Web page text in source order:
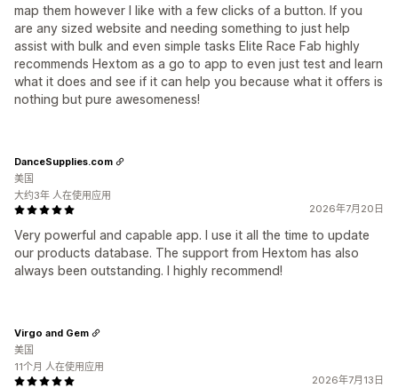
map them however I like with a few clicks of a button. If you
are any sized website and needing something to just help
assist with bulk and even simple tasks Elite Race Fab highly
recommends Hextom as a go to app to even just test and learn
what it does and see if it can help you because what it offers is
nothing but pure awesomeness!
2026年7月20日
Very powerful and capable app. I use it all the time to update
our products database. The support from Hextom has also
always been outstanding. I highly recommend!
DanceSupplies.com
美国
大约3年 人在使用应用
2026年7月13日
Virgo and Gem
美国
11个月 人在使用应用